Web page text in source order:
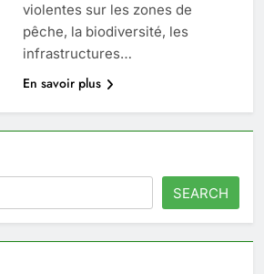
violentes sur les zones de
pêche, la biodiversité, les
infrastructures…
En savoir plus
SEARCH